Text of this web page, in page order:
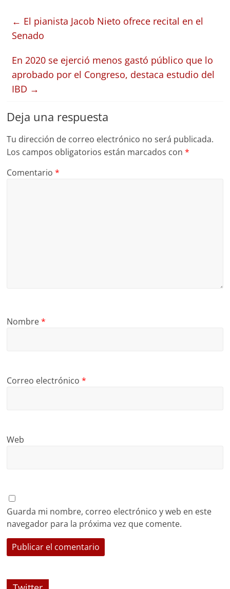
← El pianista Jacob Nieto ofrece recital en el
Senado
En 2020 se ejerció menos gastó público que lo
aprobado por el Congreso, destaca estudio del
IBD →
Deja una respuesta
Tu dirección de correo electrónico no será publicada.
Los campos obligatorios están marcados con*
Comentario*
Nombre*
Correo electrónico*
Web
Guarda mi nombre, correo electrónico y web en este
navegador para la próxima vez que comente.